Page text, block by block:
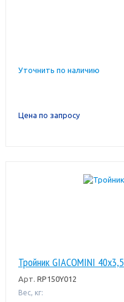
Уточнить по наличию
Цена по запросу
Тройник GIACOMINI 40x3,5
Арт. RP150Y012
Вес, кг: